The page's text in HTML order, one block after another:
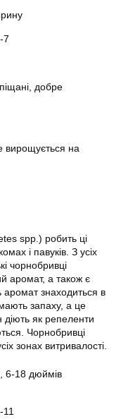
7
добре
вирощується на
spp.) робить ці
і павуків. З усіх
чорнобривці
аромат, а також є
знаходиться в
запаху, а це
як репеленти
Чорнобривці
зонах витривалості.
6-18 дюймів
11